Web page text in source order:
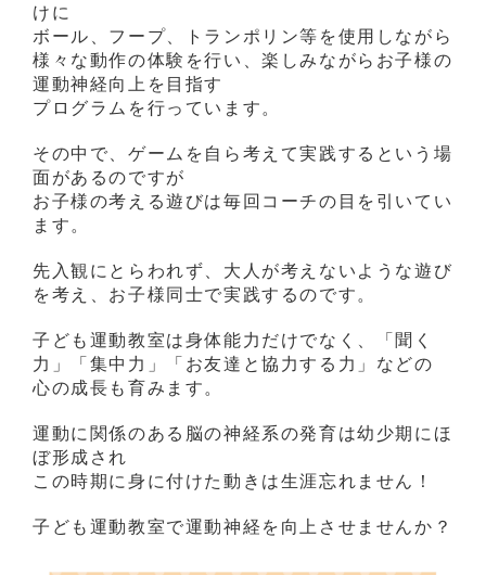
けに
ボール、フープ、トランポリン等を使用しながら
様々な動作の体験を行い、楽しみながらお子様の
運動神経向上を目指す
プログラムを行っています。
その中で、ゲームを自ら考えて実践するという場
面があるのですが
お子様の考える遊びは毎回コーチの目を引いてい
ます。
先入観にとらわれず、大人が考えないような遊び
を考え、お子様同士で実践するのです。
子ども運動教室は身体能力だけでなく、「聞く
力」「集中力」「お友達と協力する力」などの
心の成長も育みます。
運動に関係のある脳の神経系の発育は幼少期にほ
ぼ形成され
この時期に身に付けた動きは生涯忘れません！
子ども運動教室で運動神経を向上させませんか？